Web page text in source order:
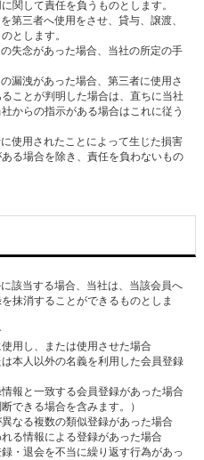
関して責任を負うものとします。
第三者へ使用をさせ、貸与、譲渡、
とします。
失念があった場合、当社の所定の手
漏洩があった場合、第三者に使用さ
ことが判明した場合は、直ちに当社
からの指示がある場合はこれに従う
使用されたことによって生じた損害
る場合を除き、責任を負わないもの
該当する場合、当社は、当該会員へ
抹消することができるものとしま
用し、または使用させた場合
本人以外の名義を利用した会員登録
報と一致する会員登録があった場合
きる場合を含みます。）
なる複数の類似登録があった場合
る情報による登録があった場合
・退会を不当に繰り返す行為があっ